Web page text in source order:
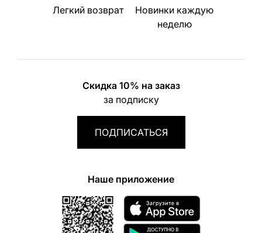
Легкий возврат
Новинки каждую
неделю
Скидка 10% на заказ
за подписку
ПОДПИСАТЬСЯ
Наше приложение